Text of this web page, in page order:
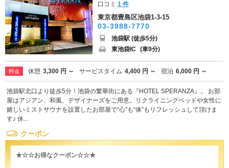
口コミ1 件
東京都豊島区池袋1-3-15
03-3988-7770
池袋駅 (徒歩5分)
東池袋IC (車9分)
料金 休憩 3,300 円 ～ サービスタイム 4,400 円 ～ 宿泊 6,000 円 ～
池袋駅北口より徒歩5分！池袋の繁華街にある『HOTEL SPERANZA』。 お部
屋はアジアン、和風、デザイナーズをご用意。リクライニングベッドや女性に
嬉しいミストサウナを設置したお部屋で“心”も“体”もリフレッシュして頂けま
す♪ 休...
クーポン
★☆☆お得なクーポン☆☆★